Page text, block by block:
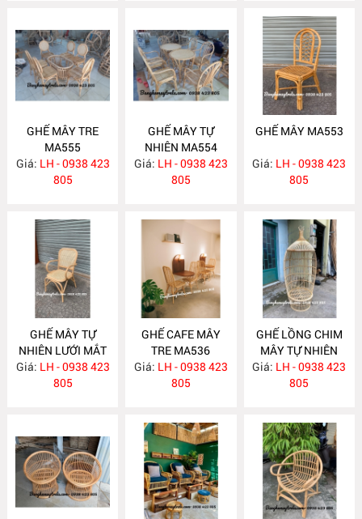
GHẾ MÂY TRE
MA555
Giá: LH - 0938 423
805
GHẾ MÂY TỰ
NHIÊN MA554
Giá: LH - 0938 423
805
GHẾ MÂY MA553
Giá: LH - 0938 423
805
GHẾ MÂY TỰ
NHIÊN LƯỚI MẮT
CÁO MA540
Giá: LH - 0938 423
805
GHẾ CAFE MÂY
TRE MA536
Giá: LH - 0938 423
805
GHẾ LỒNG CHIM
MÂY TỰ NHIÊN
MA535
Giá: LH - 0938 423
805